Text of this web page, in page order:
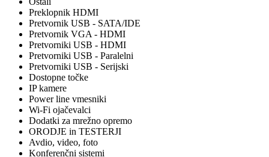
Preklopnik HDMI
Pretvornik USB - SATA/IDE
Pretvornik VGA - HDMI
Pretvorniki USB - HDMI
Pretvorniki USB - Paralelni
Pretvorniki USB - Serijski
Dostopne točke
IP kamere
Power line vmesniki
Wi-Fi ojačevalci
Dodatki za mrežno opremo
ORODJE in TESTERJI
Avdio, video, foto
Konferenčni sistemi